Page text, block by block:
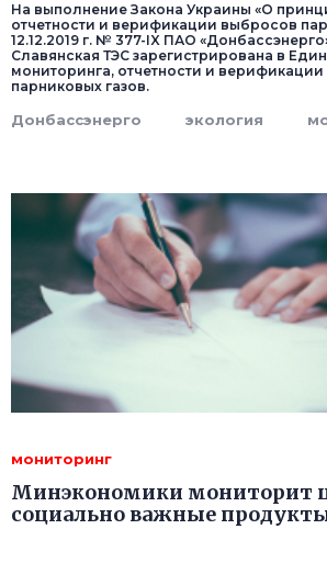
На выполнение Закона Украины «О
отчетности и верификации выбросов
12.12.2019 г. № 377-IX ПАО
Славянская ТЭС зарегистрирована в
мониторинга, отчетности и
парниковых газов.
Донбассэнерго экология
мониторинг
Минэкономики мониторит
социально важные